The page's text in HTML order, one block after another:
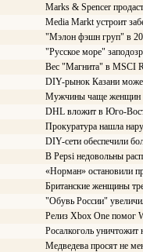
Marks & Spencer
Media Markt устроит
"Мэлон фэшн груп" в
"Русское море"
Вес "Магнита" в MSCI
DIY-рынок Казани
Мужчины чаще женщин
DHL вложит в Юго-
Прокуратура нашла
DIY-сети обеспечили
В Pepsi недовольны
«Норман» остановили
Британские женщины
"Обувь России"
Релиз Xbox One помог
Росалкоголь уничтожит
Медведева просят не